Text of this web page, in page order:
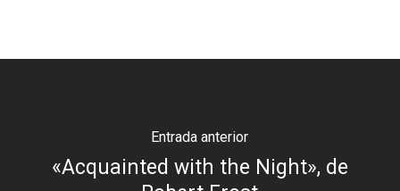
Entrada anterior
«Acquainted with the Night», de